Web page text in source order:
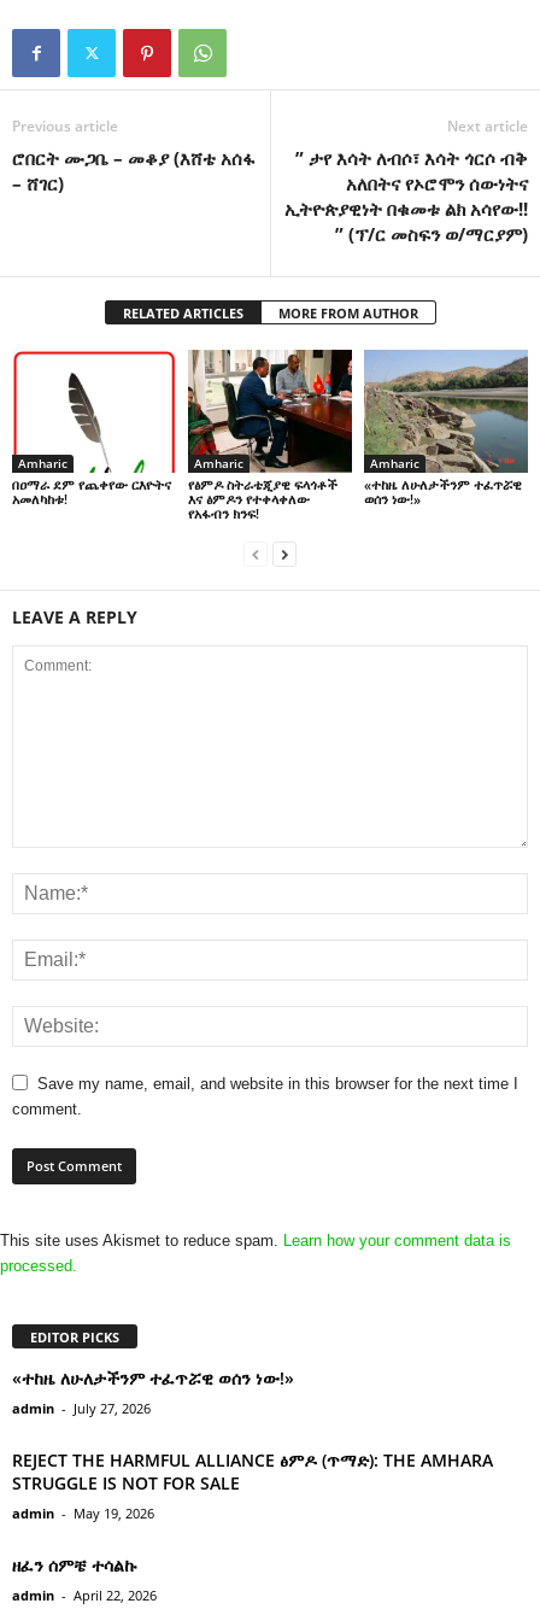
Previous article
ሮበርት ሙጋቤ – መቆያ (እሸቴ አሰፋ
– ሸገር)
Next article
” ታየ እሳት ለብሶ፣ እሳት ጎርሶ ብቅ
አለበትና የኦሮሞን ሰውነትና
ኢትዮጵያዊነት በቁመቱ ልክ አሳየው!!
” (ፕ/ር መስፍን ወ/ማርያም)
RELATED ARTICLES MORE FROM AUTHOR
Amharic
በዐማራ ደም የጨቀየው ርእዮትና
አመለካከቱ!
Amharic
የፅምዶ ስትራቴጂያዊ ፍላጎቶች
እና ፅምዶን የተቀላቀለው
የአፋብን ክንፍ!
Amharic
«ተከዜ ለሁለታችንም ተፈጥሯዊ
ወሰን ነው!»
LEAVE A REPLY
Save my name, email, and website in this browser for the next time I
comment.
This site uses Akismet to reduce spam. Learn how your comment data is
processed.
EDITOR PICKS
«ተከዜ ለሁለታችንም ተፈጥሯዊ ወሰን ነው!»
admin - July 27, 2026
REJECT THE HARMFUL ALLIANCE ፅምዶ (ጥማድ): THE AMHARA
STRUGGLE IS NOT FOR SALE
admin - May 19, 2026
ዘፈን ሰምቼ ተሳልኩ
admin - April 22, 2026